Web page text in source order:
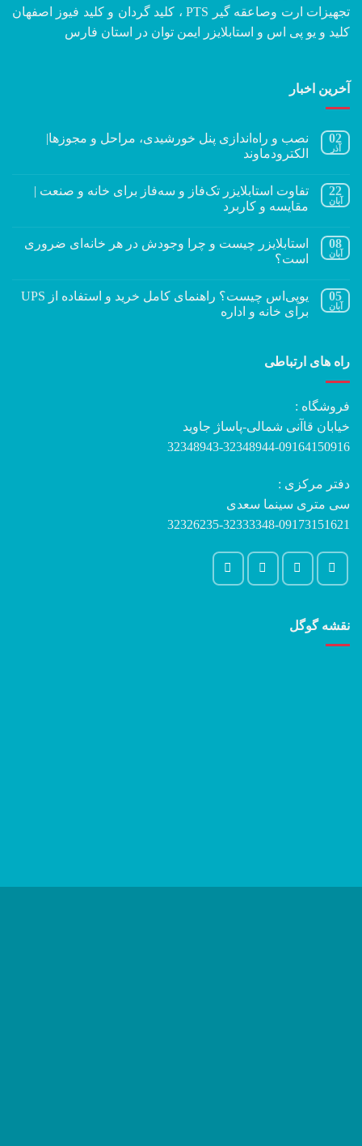
تجهیزات ارت وصاعقه گیر PTS ، کلید گردان و کلید فیوز اصفهان
کلید و یو پی اس و استابلایزر ایمن توان در استان فارس
آخرین اخبار
02
آذر
نصب و راه‌اندازی پنل خورشیدی، مراحل و مجوزها|
الکترودماوند
22
آبان
تفاوت استابلایزر تک‌فاز و سه‌فاز برای خانه و صنعت |
مقایسه و کاربرد
08
آبان
استابلایزر چیست و چرا وجودش در هر خانه‌ای ضروری
است؟
05
آبان
یوپی‌اس چیست؟ راهنمای کامل خرید و استفاده از UPS
برای خانه و اداره
راه های ارتباطی
فروشگاه :
خیابان قاآنی شمالی-پاساژ جاوید
32348943-32348944-09164150916
دفتر مرکزی :
سی متری سینما سعدی
32326235-32333348-09173151621
نقشه گوگل